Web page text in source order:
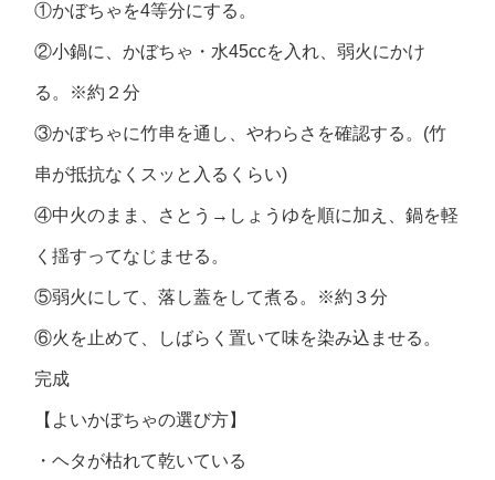
①かぼちゃを4等分にする。
②小鍋に、かぼちゃ・水45ccを入れ、弱火にかけ
る。※約２分
③かぼちゃに竹串を通し、やわらさを確認する。(竹
串が抵抗なくスッと入るくらい)
④中火のまま、さとう→しょうゆを順に加え、鍋を軽
く揺すってなじませる。
⑤弱火にして、落し蓋をして煮る。※約３分
⑥火を止めて、しばらく置いて味を染み込ませる。
完成
【よいかぼちゃの選び方】
・ヘタが枯れて乾いている